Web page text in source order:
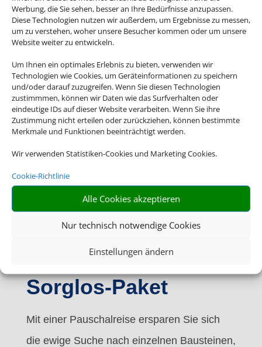
Werbung, die Sie sehen, besser an Ihre Bedürfnisse anzupassen.
Diese Technologien nutzen wir außerdem, um Ergebnisse zu messen,
um zu verstehen, woher unsere Besucher kommen oder um unsere
Website weiter zu entwickeln.
Um Ihnen ein optimales Erlebnis zu bieten, verwenden wir
Technologien wie Cookies, um Geräteinformationen zu speichern
und/oder darauf zuzugreifen. Wenn Sie diesen Technologien
zustimmmen, können wir Daten wie das Surfverhalten oder
eindeutige IDs auf dieser Website verarbeiten. Wenn Sie ihre
Zustimmung nicht erteilen oder zurückziehen, können bestimmte
Merkmale und Funktionen beeinträchtigt werden.
Wir verwenden Statistiken-Cookies und Marketing Cookies.
Cookie-Richtlinie
Alle Cookies akzeptieren
Nur technisch notwendige Cookies
Einstellungen ändern
Die Pauschalreise –
Ihr Rund-Um-
Sorglos-Paket
Mit einer Pauschalreise ersparen Sie sich
die ewige Suche nach einzelnen Bausteinen,